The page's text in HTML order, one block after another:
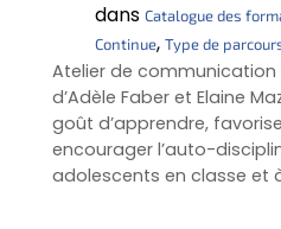
dans Catalogue des
Continue, Type de
Atelier de communication
d’Adèle Faber et Elaine
goût d’apprendre,
encourager l’auto-
adolescents en classe et